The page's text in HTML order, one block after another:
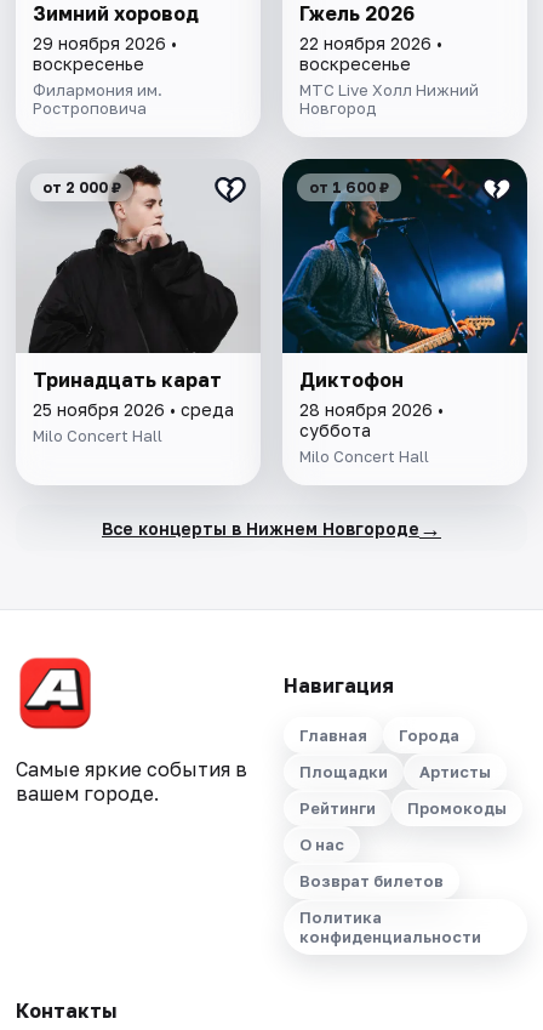
Зимний хоровод
29 ноября 2026 •
воскресенье
Филармония им.
Ростроповича
Гжель 2026
22 ноября 2026 •
воскресенье
МТС Live Холл Нижний
Новгород
от 2 000 ₽
Тринадцать карат
25 ноября 2026 • среда
Milo Concert Hall
от 1 600 ₽
Диктофон
28 ноября 2026 •
суббота
Milo Concert Hall
Все концерты в Нижнем Новгороде →
Самые яркие события в
вашем городе.
Навигация
Главная
Города
Площадки
Артисты
Рейтинги
Промокоды
О нас
Возврат билетов
Политика
конфиденциальности
Контакты